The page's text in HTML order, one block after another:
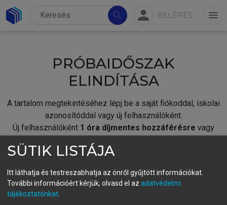
search person BELÉPÉS menu
PRÓBAIDŐSZAK
ELINDÍTÁSA
A tartalom megtekintéséhez lépj be a saját fiókoddal, iskolai
azonosítóddal vagy új felhasználóként.
Új felhasználóként 1 óra díjmentes hozzáférésre vagy
fiókoddal,vagy hozz létre új fiókot.
A regisztráció után apróbaidőszakautomatikusan
SÜTIK LISTÁJA
Itt láthatja és testreszabhatja az önről gyűjtött információkat.
További információért kérjük, olvasd el az adatvédelmi
tájékoztatónkat